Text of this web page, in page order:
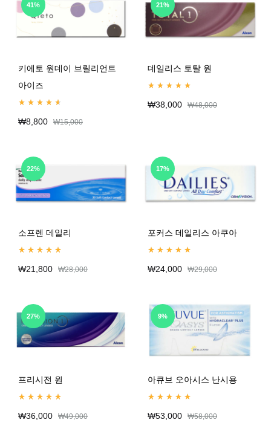
41%
키에토 원데이 브릴리언트
아이즈
₩8,800 ₩15,000
21%
데일리스 토탈 원
₩38,000 ₩48,000
22%
소프렌 데일리
₩21,800 ₩28,000
17%
포커스 데일리스 아쿠아
₩24,000 ₩29,000
27%
프리시전 원
₩36,000 ₩49,000
9%
아큐브 오아시스 난시용
₩53,000 ₩58,000